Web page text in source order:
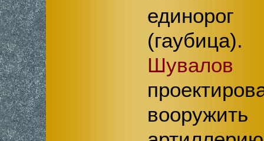
единорог
(гаубица).
Шувалов